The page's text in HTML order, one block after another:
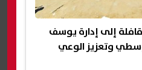
إلى إدارة يوسف
وتعزيز الوعي